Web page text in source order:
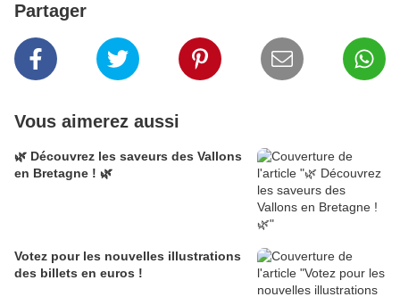
Partager
Vous aimerez aussi
🌿 Découvrez les saveurs des Vallons
en Bretagne ! 🌿
Votez pour les nouvelles illustrations
des billets en euros !